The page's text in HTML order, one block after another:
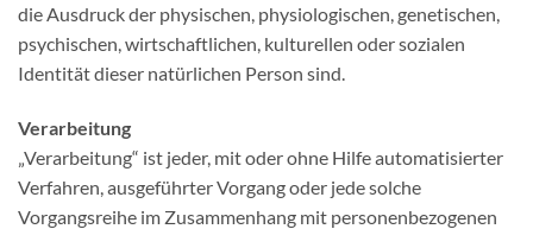
die Ausdruck der physischen, physiologischen, genetischen,
psychischen, wirtschaftlichen, kulturellen oder sozialen
Identität dieser natürlichen Person sind.
Verarbeitung
„Verarbeitung“ ist jeder, mit oder ohne Hilfe automatisierter
Verfahren, ausgeführter Vorgang oder jede solche
Vorgangsreihe im Zusammenhang mit personenbezogenen